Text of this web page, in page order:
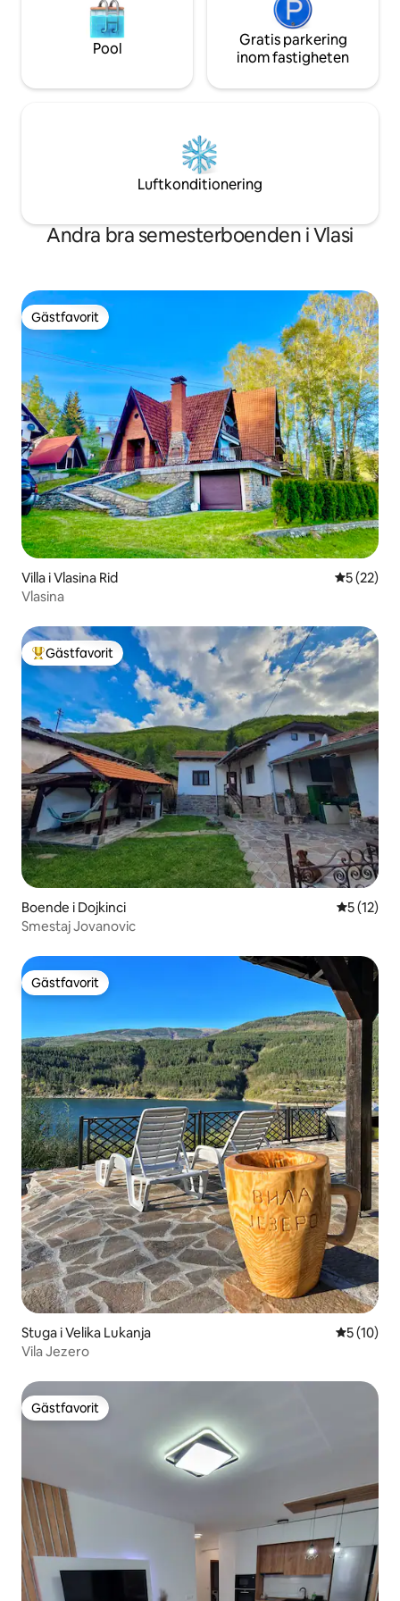
Pool
Gratis parkering
inom fastigheten
Luftkonditionering
Andra bra semesterboenden i Vlasi
Gästfavorit
Gästfavorit
Villa i Vlasina Rid 5 av 5 i
5 (22)
Vlasina
Populär gästfavorit
Gästfavorit
Boende i Dojkinci 5 av 5 i
5 (12)
Smestaj Jovanovic
Gästfavorit
Gästfavorit
Stuga i Velika Lukanja 5 av 5 i
5 (10)
Vila Jezero
Gästfavorit
Gästfavorit